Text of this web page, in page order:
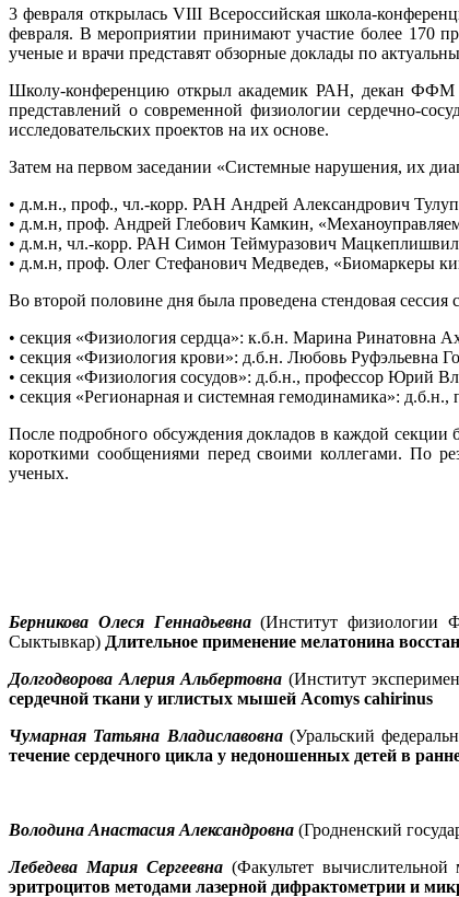
3 февраля открылась VIII Всероссийская школа-
февраля. В мероприятии принимают участие более 170
ученые и врачи представят обзорные доклады по
Школу-конференцию открыл академик РАН, декан ФФМ
представлений о современной физиологии сердечно-
исследовательских проектов на их основе.
Затем на первом заседании «Системные нарушения, их
• д.м.н., проф., чл.-корр. РАН Андрей Александрович
• д.м.н, проф. Андрей Глебович Камкин,
• д.м.н, чл.-корр. РАН Симон Теймуразович
• д.м.н, проф. Олег Стефанович Медведев, «Биомаркеры
Во второй половине дня была проведена стендовая
• секция «Физиология сердца»: к.б.н. Марина
• секция «Физиология крови»: д.б.н. Любовь Руфэльевна
• секция «Физиология сосудов»: д.б.н., профессор Юрий
• секция «Регионарная и системная гемодинамика»:
После подробного обсуждения докладов в каждой секции
короткими сообщениями перед своими коллегами. По
ученых.
Берникова Олеся Геннадьевна(Институт физиологии
Сыктывкар) Длительное применение мелатонина
Долгодворова Алерия Альбертовна (Институт
сердечной ткани у иглистых мышей Acomys cahirinus
Чумарная Татьяна Владиславовна(Уральский
течение сердечного цикла у недоношенных детей в
Володина Анастасия Александровна (Гродненский
Лебедева Мария Сергеевна(Факультет
эритроцитов методами лазерной дифрактометрии и